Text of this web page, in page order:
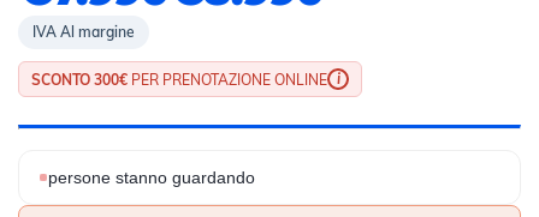
IVA Al margine
SCONTO 300€ PER PRENOTAZIONE ONLINE i
persone stanno guardando